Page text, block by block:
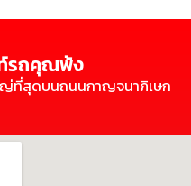
รถคุณพ้ง
ญ่ที่สุดบนถนนกาญจนาภิเษก